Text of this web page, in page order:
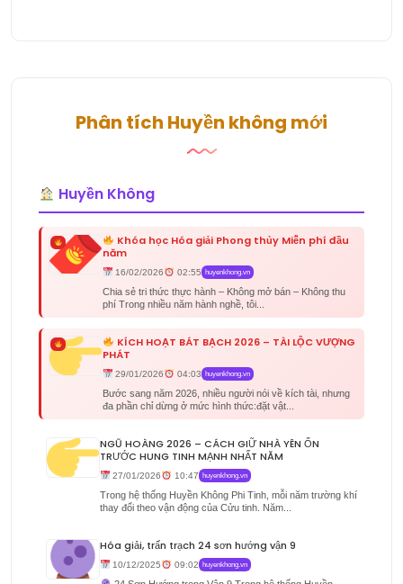
Phân tích Huyền không mới
Huyền Không
Khóa học Hóa giải Phong thủy Miễn phí đầu
năm
16/02/2026 02:55 huyenkhong.vn
Chia sẻ tri thức thực hành – Không mở bán – Không thu
phí Trong nhiều năm hành nghề, tôi...
KÍCH HOẠT BÁT BẠCH 2026 – TÀI LỘC VƯỢNG
PHÁT
29/01/2026 04:03 huyenkhong.vn
Bước sang năm 2026, nhiều người nói về kích tài, nhưng
đa phần chỉ dừng ở mức hình thức:đặt vật...
NGŨ HOÀNG 2026 – CÁCH GIỮ NHÀ YÊN ỔN
TRƯỚC HUNG TINH MẠNH NHẤT NĂM
27/01/2026 10:47 huyenkhong.vn
Trong hệ thống Huyền Không Phi Tinh, mỗi năm trường khí
thay đổi theo vận động của Cửu tinh. Năm...
Hóa giải, trấn trạch 24 sơn hướng vận 9
10/12/2025 09:02 huyenkhong.vn